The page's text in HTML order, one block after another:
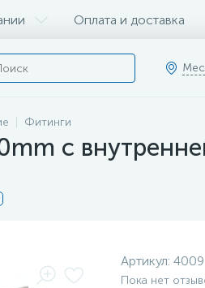
Оплата и доставка
Фитинги
с
Артикул: 4009
Пока нет